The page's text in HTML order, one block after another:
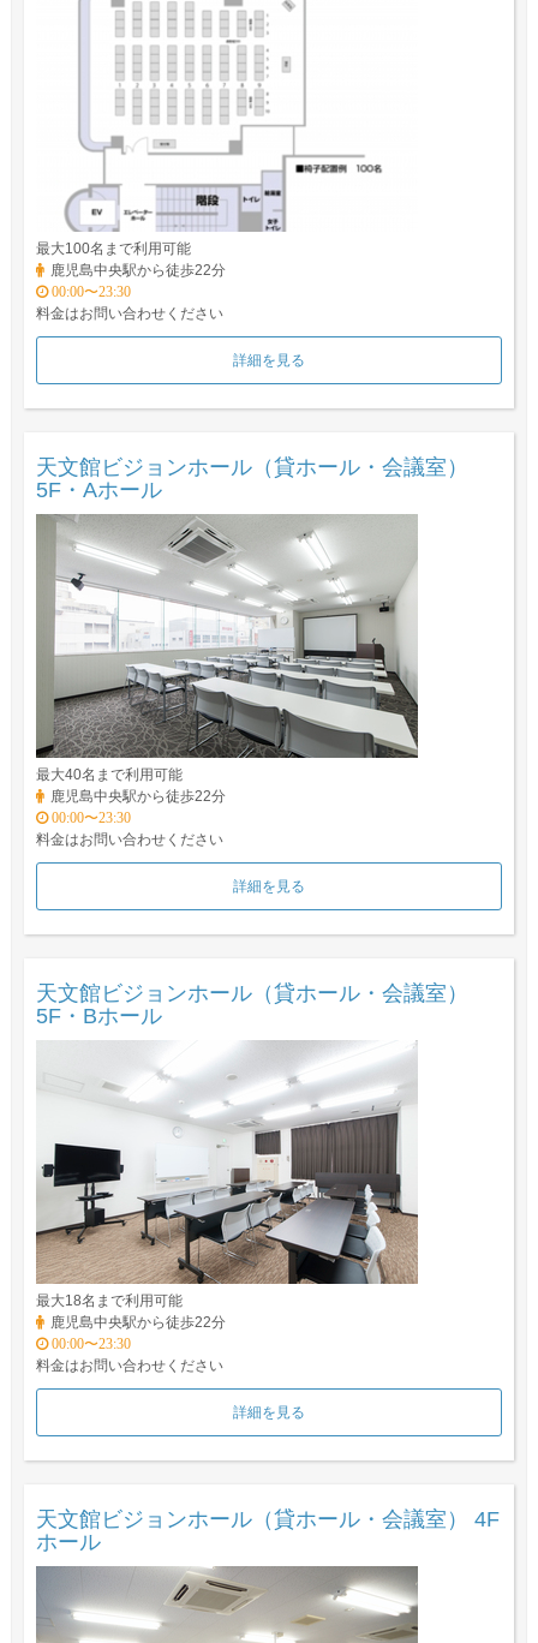
最大100名まで利用可能
鹿児島中央駅から徒歩22分
00:00〜23:30
料金はお問い合わせください
詳細を見る
天文館ビジョンホール（貸ホール・会議室）
5F・Aホール
最大40名まで利用可能
鹿児島中央駅から徒歩22分
00:00〜23:30
料金はお問い合わせください
詳細を見る
天文館ビジョンホール（貸ホール・会議室）
5F・Bホール
最大18名まで利用可能
鹿児島中央駅から徒歩22分
00:00〜23:30
料金はお問い合わせください
詳細を見る
天文館ビジョンホール（貸ホール・会議室） 4F
ホール